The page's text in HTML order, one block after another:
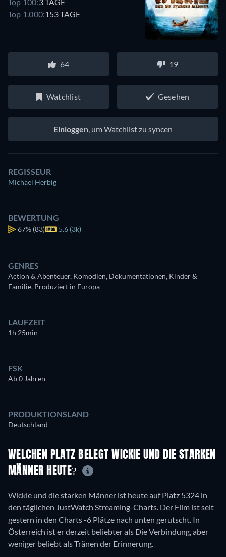
Top 1.000:153 TAGE
64 19
Watchlist Gesehen
Einloggen, um Watchlist zu syncen
REGISSEUR
Michael Herbig
BEWERTUNG
67% (83) 5.6 (3k)
GENRES
Action & Abenteuer, Komödien, Dokumentationen, Kinder &
Familie, Produziert in Europa
LAUFZEIT
1h 25min
FSK
Ab 0 Jahren
PRODUKTIONSLAND
Deutschland
WELCHEN PLATZ BELEGT WICKIE UND DIE STARKEN
MÄNNER HEUTE?
Wickie und die starken Männer ist heute auf Platz 5324 in
den täglichen JustWatch Streaming-Charts. Der Film ist seit
gestern in den Charts -6 Plätze nach unten gerutscht. In
Österreich ist er derzeit beliebter als Die Verbindung, aber
weniger beliebt als Tränen der Erinnerung.